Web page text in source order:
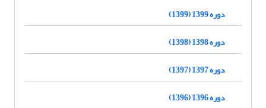
دوره 1399 (1399)
دوره 1398 (1398)
دوره 1397 (1397)
دوره 1396 (1396)